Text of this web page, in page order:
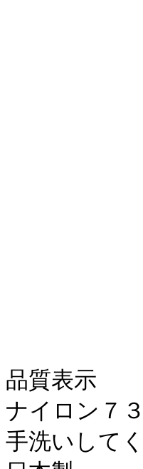
品質表示
ナイロン７
手洗いして